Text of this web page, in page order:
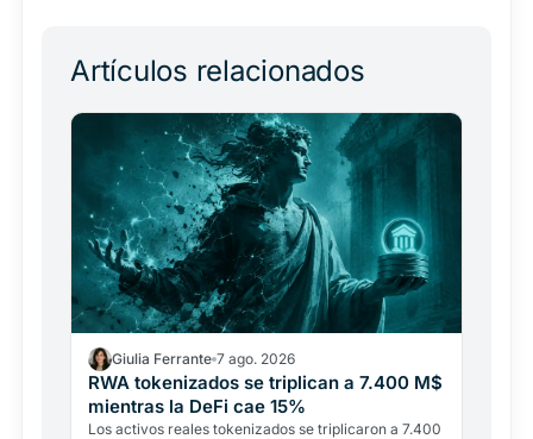
Artículos relacionados
Giulia Ferrante 7 ago. 2026
RWA tokenizados se triplican a 7.400 M$
mientras la DeFi cae 15%
Los activos reales tokenizados se triplicaron a 7.400